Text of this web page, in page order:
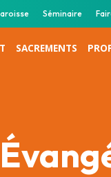
Séminaire
SACREMENTS